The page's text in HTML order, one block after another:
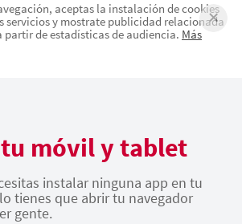
aceptas la instalación de cookies
servicios y mostrate publicidad relacionada
partir de estadísticas de audiencia. Más
móvil y tablet
instalar ninguna app en tu
tienes que abrir tu navegador
gente.